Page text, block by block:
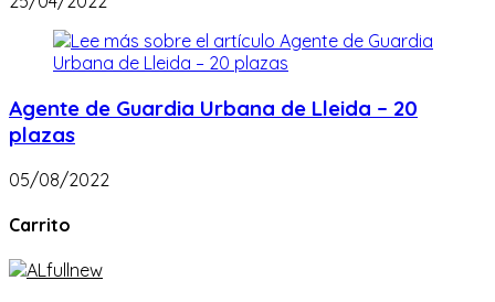
Agente de Guardia Urbana de Lleida – 20
plazas
05/08/2022
Carrito